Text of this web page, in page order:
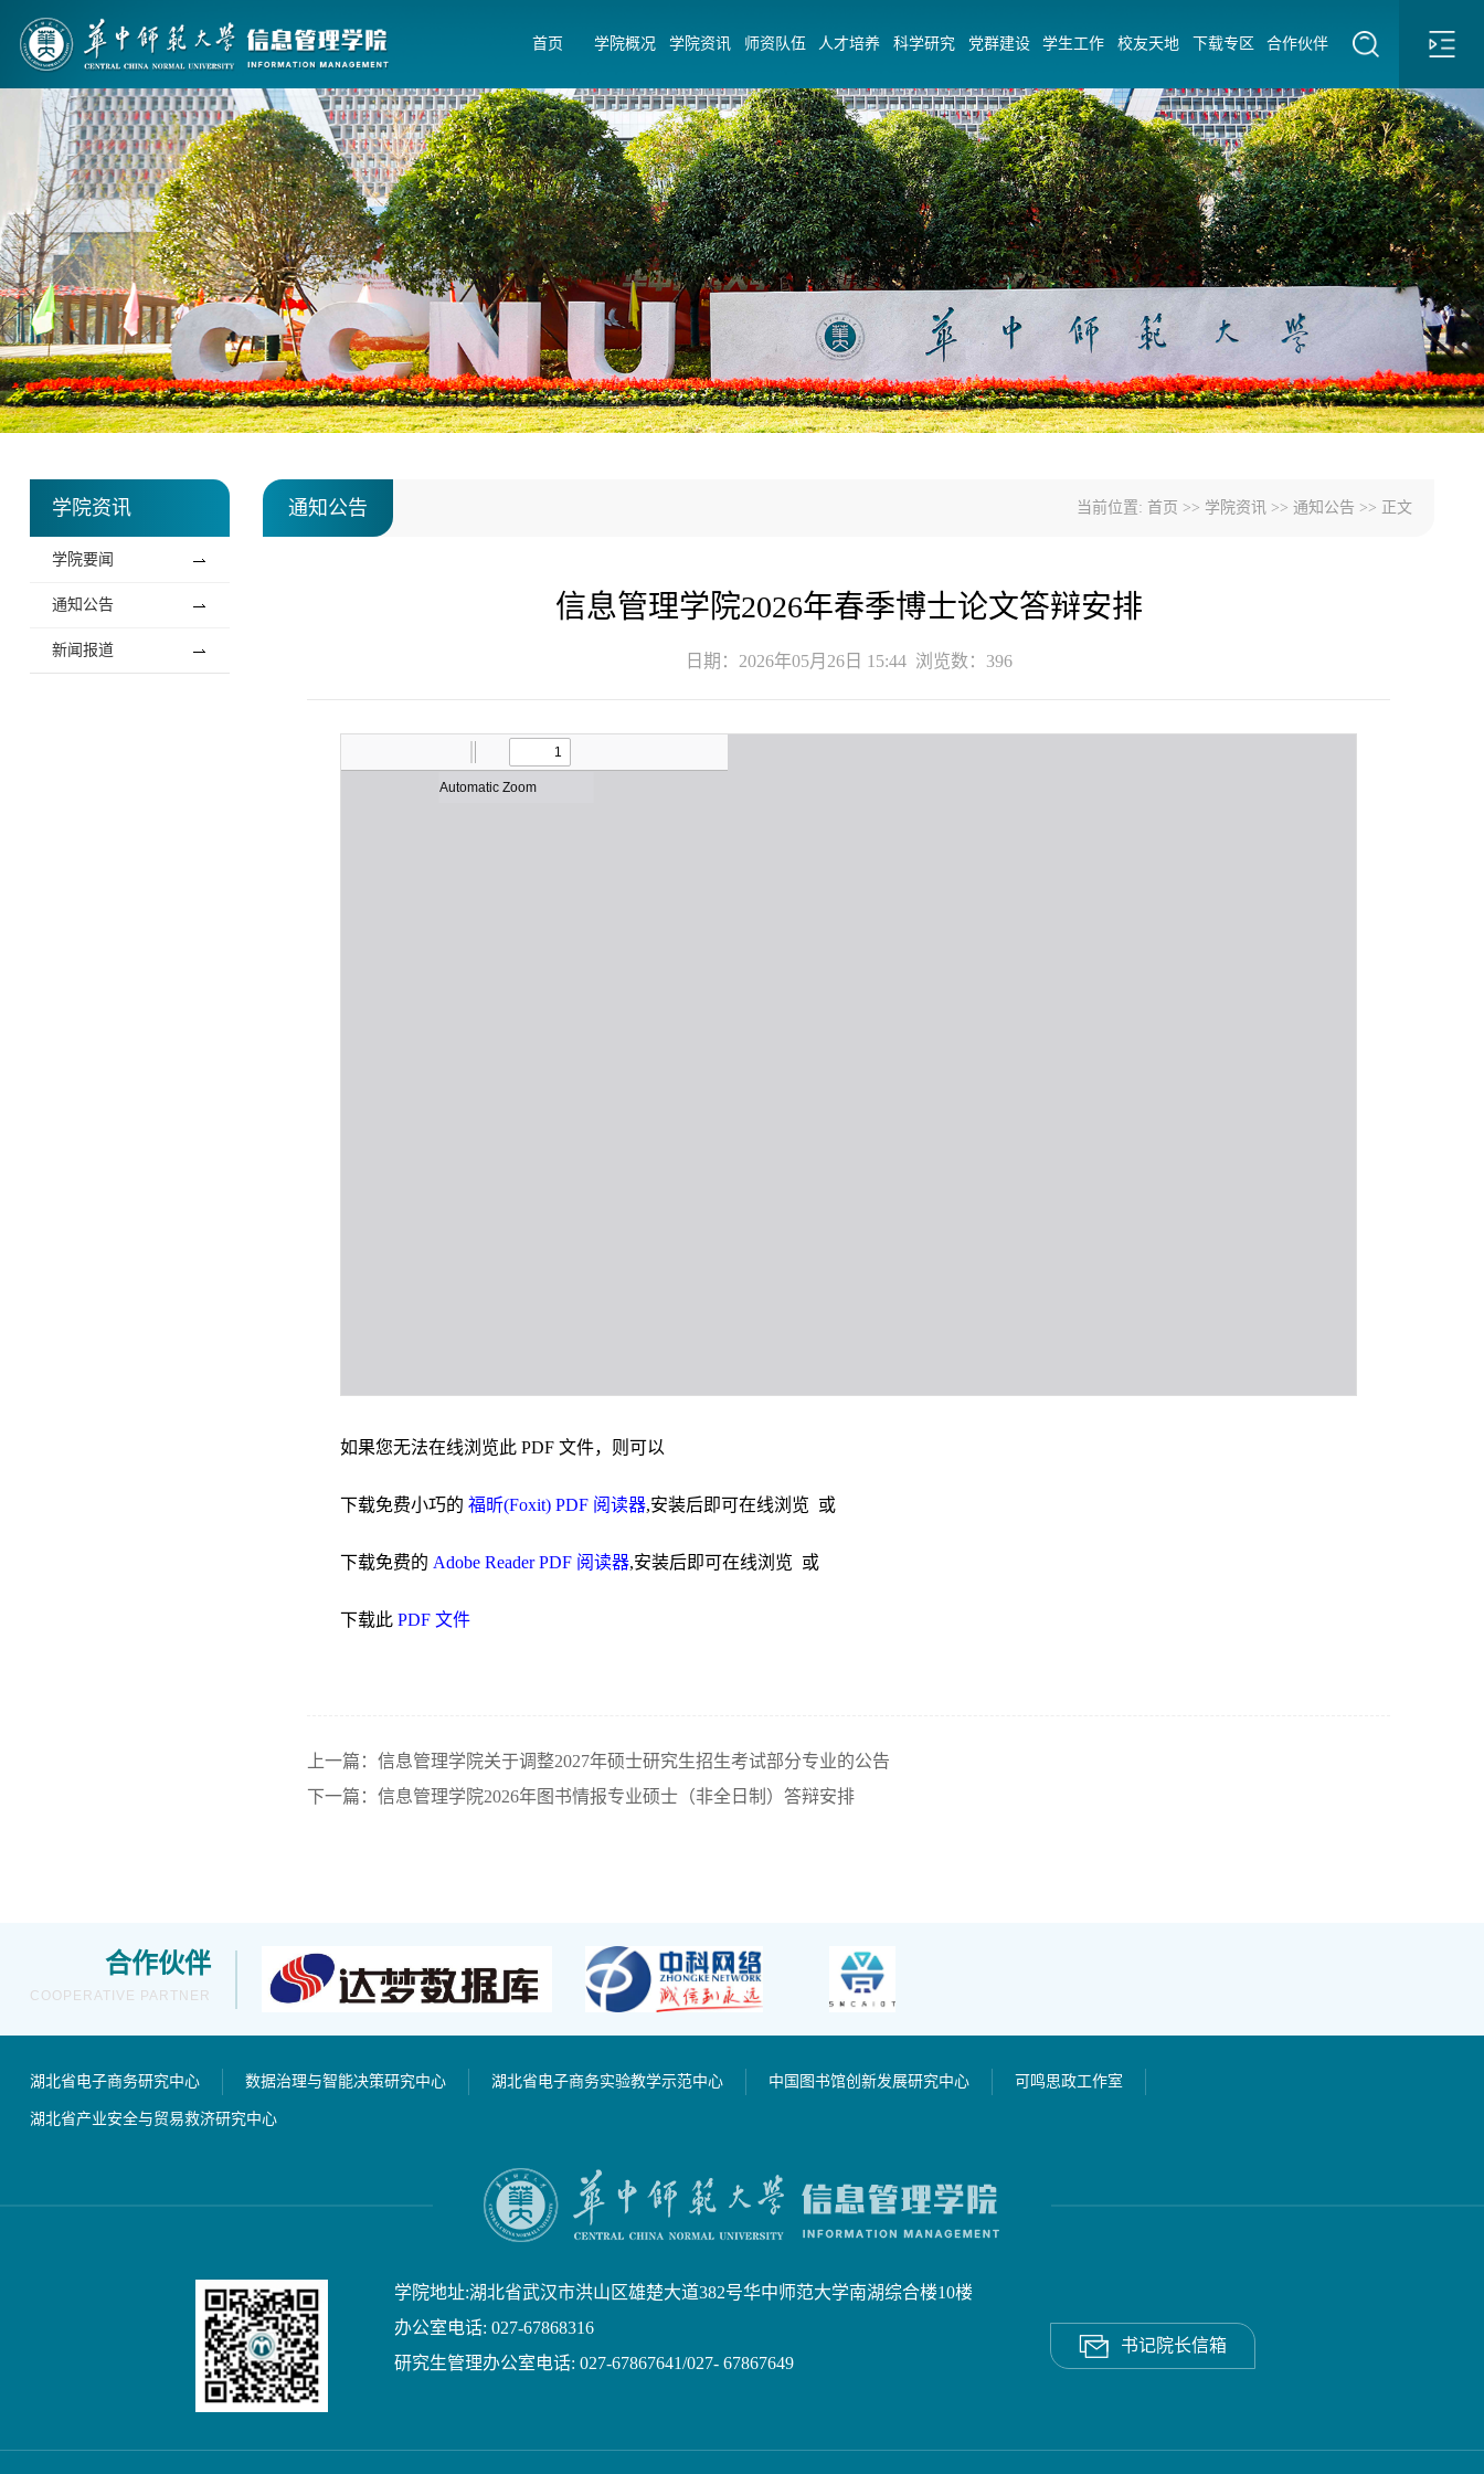
首页 学院概况 学院资讯 师资队伍 人才培养 科学研究 党群建设 学生工作 校友天地 下载专区 合作伙伴
学院资讯
学院要闻
通知公告
新闻报道
通知公告 当前位置: 首页 >> 学院资讯 >>通知公告 >> 正文
信息管理学院2026年春季博士论文答辩安排
日期：2026年05月26日 15:44 浏览数： 396
如果您无法在线浏览此 PDF 文件，则可以
下载免费小巧的福昕(Foxit) PDF 阅读器,安装后即可在线浏览 或
下载免费的 Adobe Reader PDF 阅读器,安装后即可在线浏览 或
下载此PDF 文件
上一篇：信息管理学院关于调整2027年硕士研究生招生考试部分专业的公告
下一篇：信息管理学院2026年图书情报专业硕士（非全日制）答辩安排
合作伙伴
COOPERATIVE PARTNER
湖北省电子商务研究中心 数据治理与智能决策研究中心 湖北省电子商务实验教学示范中心 中国图书馆创新发展研究中心 可鸣思政工作室
湖北省产业安全与贸易救济研究中心
学院地址:湖北省武汉市洪山区雄楚大道382号华中师范大学南湖综合楼10楼
办公室电话: 027-67868316
研究生管理办公室电话: 027-67867641/027- 67867649
书记院长信箱